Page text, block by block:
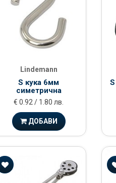
Lindemann
S кука 6мм
симетрична
€ 0.92 / 1.80 лв.
ДОБАВИ